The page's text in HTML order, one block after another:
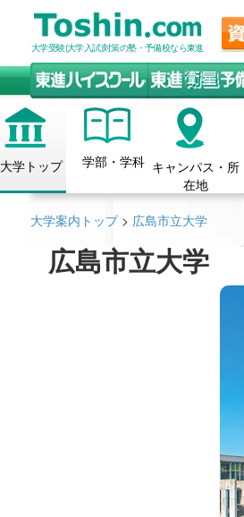
大学受験(大学入試)対策の塾・予備校なら東進
大学トップ 学部・学科 キャンパス・所
在地
大学案内トップ> 広島市立大学
広島市立大学